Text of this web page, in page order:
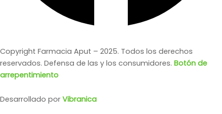
Copyright Farmacia Aput – 2025. Todos los derechos
reservados. Defensa de las y los consumidores. Botón de
arrepentimiento
Desarrollado por Vibranica